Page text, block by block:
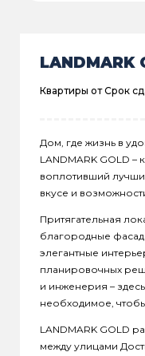
LANDMARK
Квартиры отСрок
Дом, где жизнь в
LANDMARK GOLD
воплотивший
вкусе и
Притягательная
благородные
элегантные
планировочных
и инженерия –
необходимое,
LANDMARK GOLD
между улицами